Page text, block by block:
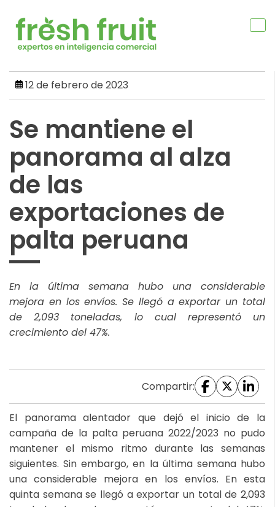
content
12 de febrero de 2023
Se mantiene el
panorama al alza
de las
exportaciones de
palta peruana
En la última semana hubo una considerable
mejora en los envíos. Se llegó a exportar un total
de 2,093 toneladas, lo cual representó un
crecimiento del 47%.
Compartir:
El panorama alentador que dejó el inicio de la
campaña de la palta peruana 2022/2023 no pudo
mantener el mismo ritmo durante las semanas
siguientes. Sin embargo, en la última semana hubo
una considerable mejora en los envíos. En esta
quinta semana se llegó a exportar un total de 2,093